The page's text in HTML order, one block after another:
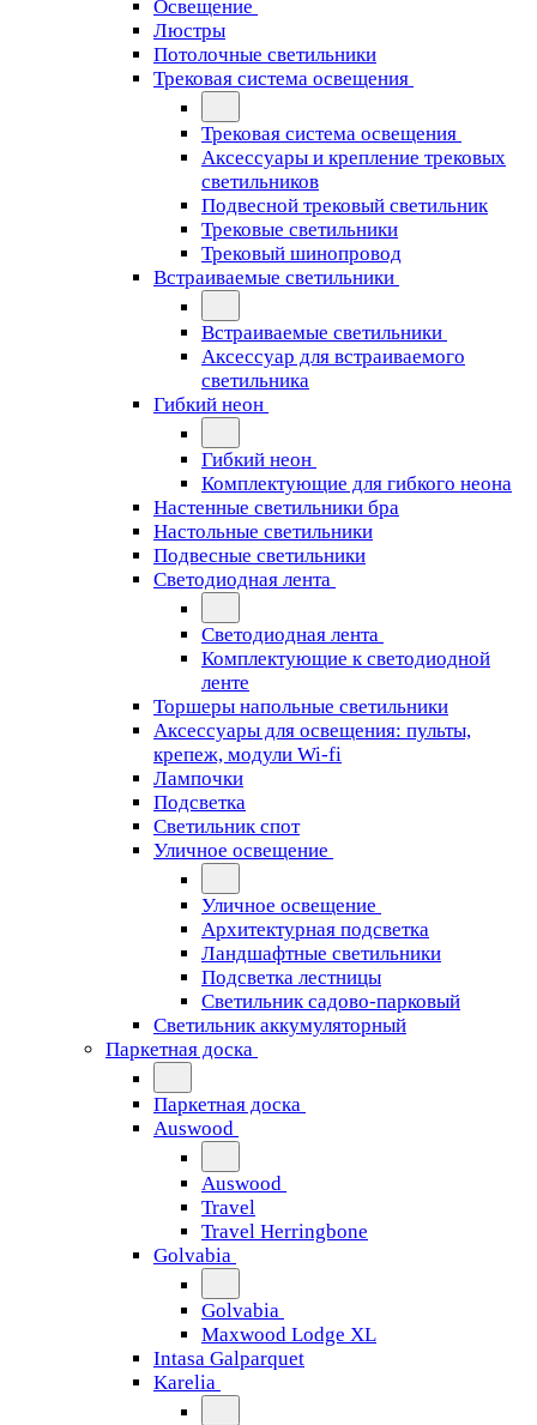
Освещение
Люстры
Потолочные светильники
Трековая система освещения
Трековая система освещения
Аксессуары и крепление трековых
светильников
Подвесной трековый светильник
Трековые светильники
Трековый шинопровод
Встраиваемые светильники
Встраиваемые светильники
Аксессуар для встраиваемого
светильника
Гибкий неон
Гибкий неон
Комплектующие для гибкого неона
Настенные светильники бра
Настольные светильники
Подвесные светильники
Светодиодная лента
Светодиодная лента
Комплектующие к светодиодной
ленте
Торшеры напольные светильники
Аксессуары для освещения: пульты,
крепеж, модули Wi-fi
Лампочки
Подсветка
Светильник спот
Уличное освещение
Уличное освещение
Архитектурная подсветка
Ландшафтные светильники
Подсветка лестницы
Светильник садово-парковый
Светильник аккумуляторный
Паркетная доска
Паркетная доска
Auswood
Auswood
Travel
Travel Herringbone
Golvabia
Golvabia
Maxwood Lodge XL
Intasa Galparquet
Karelia